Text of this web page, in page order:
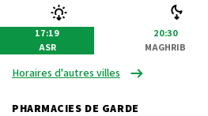
17:19
ASR
20:30
MAGHRIB
Horaires d'autres villes
PHARMACIES DE GARDE